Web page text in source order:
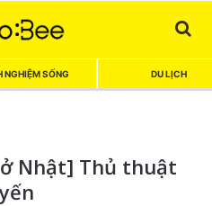
NGHIỆM SỐNG DU LỊCH
Nhật] Thủ thuật